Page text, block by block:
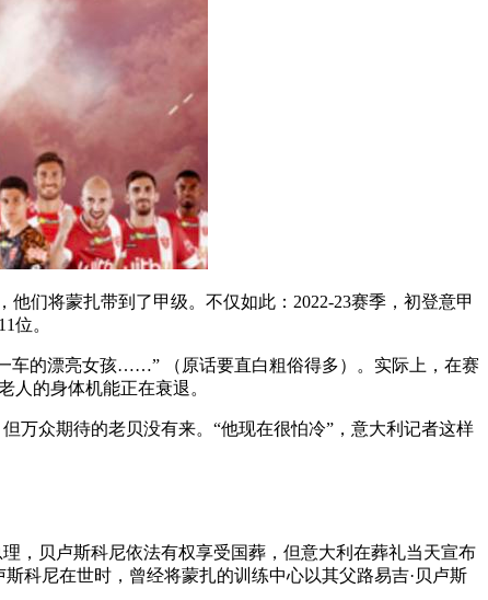
们将蒙扎带到了甲级。不仅如此：2022-23赛季，初登意甲
位。
车的漂亮女孩……” （原话要直白粗俗得多）。实际上，在赛
人的身体机能正在衰退。
万众期待的老贝没有来。“他现在很怕冷”，意大利记者这样
，贝卢斯科尼依法有权享受国葬，但意大利在葬礼当天宣布
科尼在世时，曾经将蒙扎的训练中心以其父路易吉·贝卢斯